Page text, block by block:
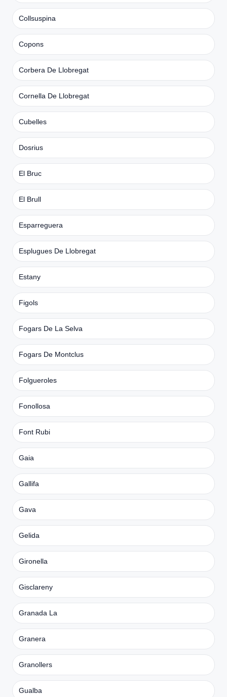
Collsuspina
Copons
Corbera De Llobregat
Cornella De Llobregat
Cubelles
Dosrius
El Bruc
El Brull
Esparreguera
Esplugues De Llobregat
Estany
Figols
Fogars De La Selva
Fogars De Montclus
Folgueroles
Fonollosa
Font Rubi
Gaia
Gallifa
Gava
Gelida
Gironella
Gisclareny
Granada La
Granera
Granollers
Gualba